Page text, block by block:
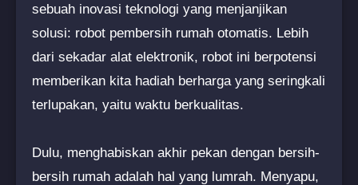
sebuah inovasi teknologi yang menjanjikan
solusi: robot pembersih rumah otomatis. Lebih
dari sekadar alat elektronik, robot ini berpotensi
memberikan kita hadiah berharga yang seringkali
terlupakan, yaitu waktu berkualitas.
Dulu, menghabiskan akhir pekan dengan bersih-
bersih rumah adalah hal yang lumrah. Menyapu,